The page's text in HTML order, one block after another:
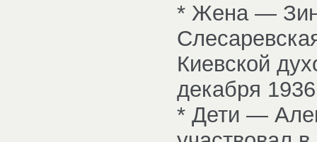
* Жена —
Киевской
декабря
* Дети —